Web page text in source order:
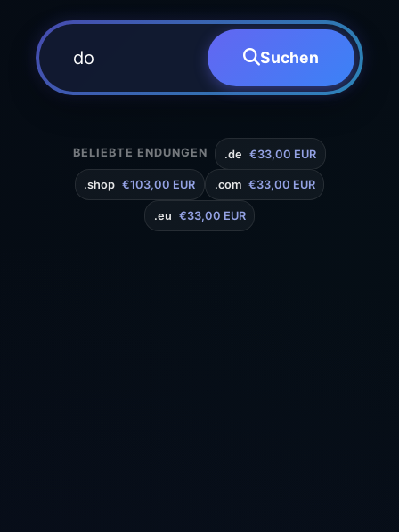
Suchen
BELIEBTE ENDUNGEN .de €33,00 EUR
.shop €103,00 EUR .com €33,00 EUR
.eu €33,00 EUR